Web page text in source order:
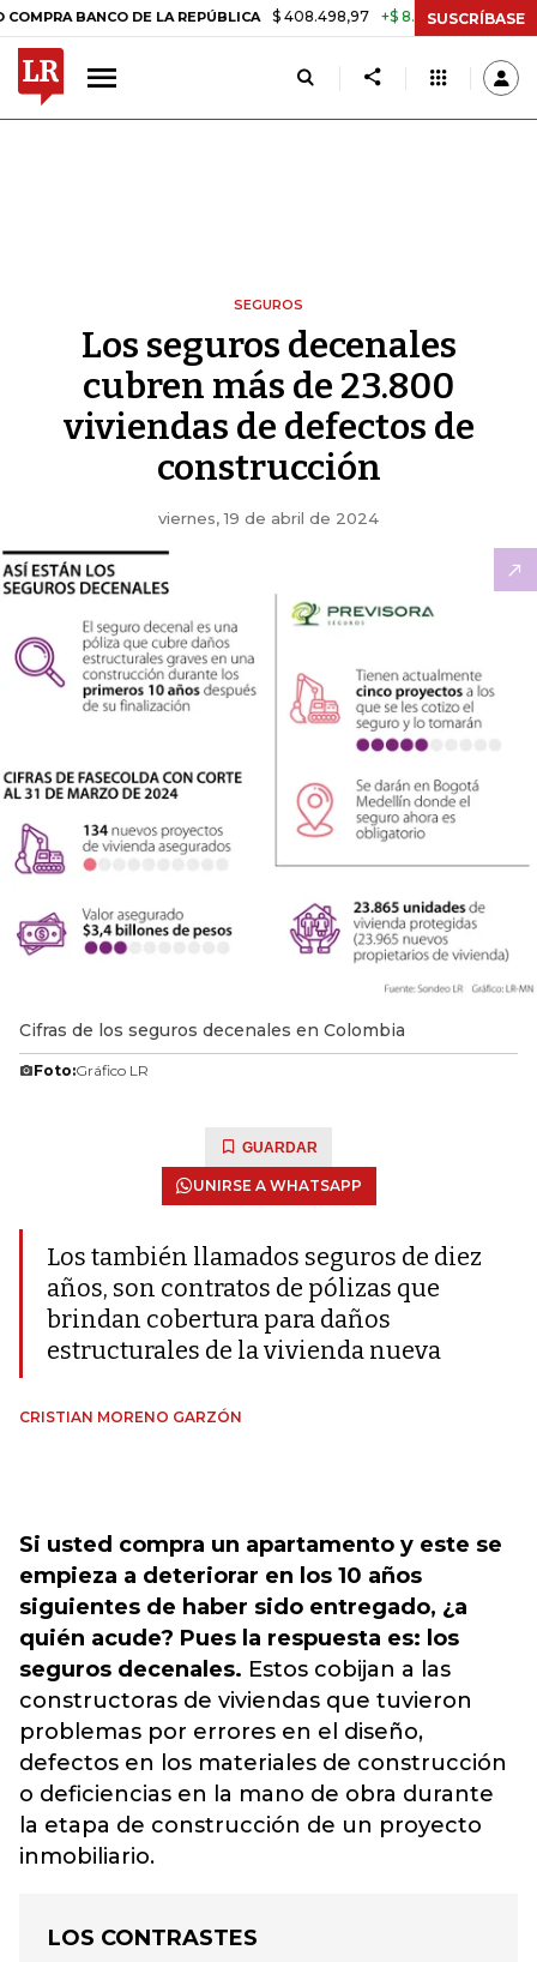
DE LA REPÚBLICA $ 408.498,97 +$ 8.753,81 +2,19% TASA
SUSCRÍBASE
SEGUROS
Los seguros decenales
cubren más de 23.800
viviendas de defectos de
construcción
viernes, 19 de abril de 2024
Cifras de los seguros decenales en Colombia
Foto:Gráfico LR
GUARDAR
UNIRSE A WHATSAPP
Los también llamados seguros de diez
años, son contratos de pólizas que
brindan cobertura para daños
estructurales de la vivienda nueva
CRISTIAN MORENO GARZÓN
Si usted compra un apartamento y este se
empieza a deteriorar en los 10 años
siguientes de haber sido entregado, ¿a
quién acude? Pues la respuesta es: los
seguros decenales. Estos cobijan a las
constructoras de viviendas que tuvieron
problemas por errores en el diseño,
defectos en los materiales de construcción
o deficiencias en la mano de obra durante
la etapa de construcción de un proyecto
inmobiliario.
LOS CONTRASTES